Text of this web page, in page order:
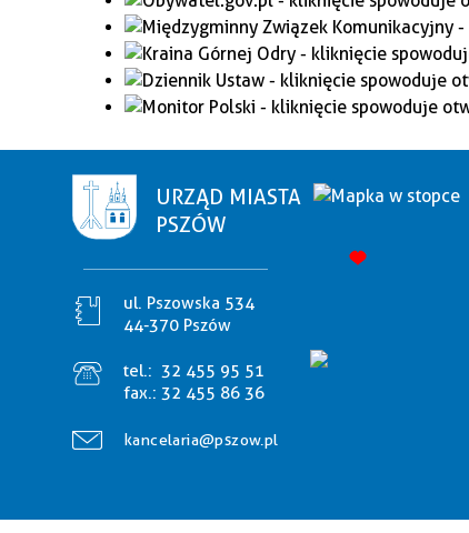
URZĄD MIASTA
PSZÓW
ul. Pszowska 534
44-370 Pszów
tel.: 32 455 95 51
fax.: 32 455 86 36
kancelaria@pszow.pl